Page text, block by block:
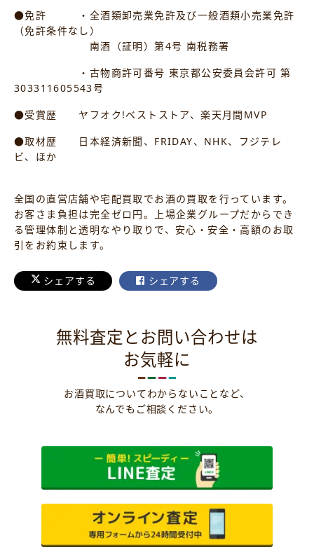
●免許 ・全酒類卸売業免許及び一般酒類小売業免許
（免許条件なし）
南酒（証明）第4号 南税務署
・古物商許可番号 東京都公安委員会許可 第
303311605543号
●受賞歴 ヤフオク!ベストストア、楽天月間MVP
●取材歴 日本経済新聞、FRIDAY、NHK、フジテレ
ビ、ほか
全国の直営店舗や宅配買取でお酒の買取を行っています。
お客さま負担は完全ゼロ円。上場企業グループだからでき
る管理体制と透明なやり取りで、安心・安全・高額のお取
引をお約束します。
シェアする シェアする
無料査定とお問い合わせは
お気軽に
お酒買取についてわからないことなど、
なんでもご相談ください。